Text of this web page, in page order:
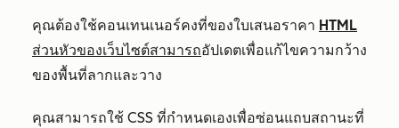
คุณต้องใช้คอนเทนเนอร์คงที่ของใบเสนอราคา HTML
ส่วนหัวของเว็บไซต์สามารถอัปเดตเพื่อแก้ไขความกว้าง
ของพื้นที่ลากและวาง
คุณสามารถใช้ CSS ที่กำหนดเองเพื่อซ่อนแถบสถานะที่